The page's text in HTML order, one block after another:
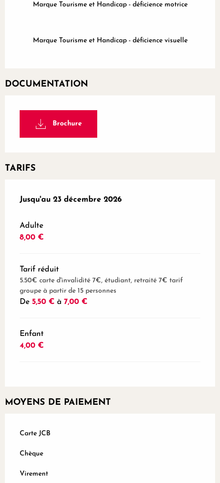
Marque Tourisme et Handicap - déficience motrice
Marque Tourisme et Handicap - déficience visuelle
DOCUMENTATION
Brochure
TARIFS
Du30 mars 2026au23 décembre 2026
Jusqu'au 23 décembre 2026
Adulte
8,00 €
Tarif réduit
5.50€ carte d'invalidité 7€, étudiant, retraité 7€ tarif
groupe à partir de 15 personnes
De 5,50 € à 7,00 €
Enfant
4,00 €
MOYENS DE PAIEMENT
Carte JCB
Chèque
Virement